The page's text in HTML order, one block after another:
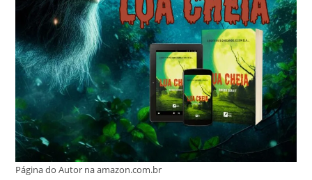
Página do Autor na amazon.com.br